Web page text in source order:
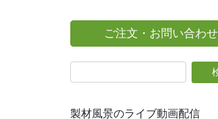
ご注文・お問い合わせ
製材風景のライブ動画配信